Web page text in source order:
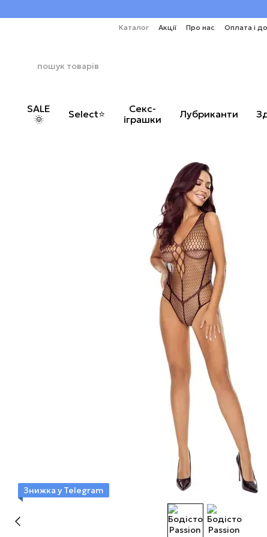
Каталог Акції Про нас Оплата і
SALE
🌞
Select⭐
Секс-
іграшки
Лубриканти
Знижка у Telegram